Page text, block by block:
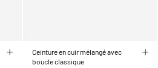
Ceinture en cuir mélangé avec
boucle classique